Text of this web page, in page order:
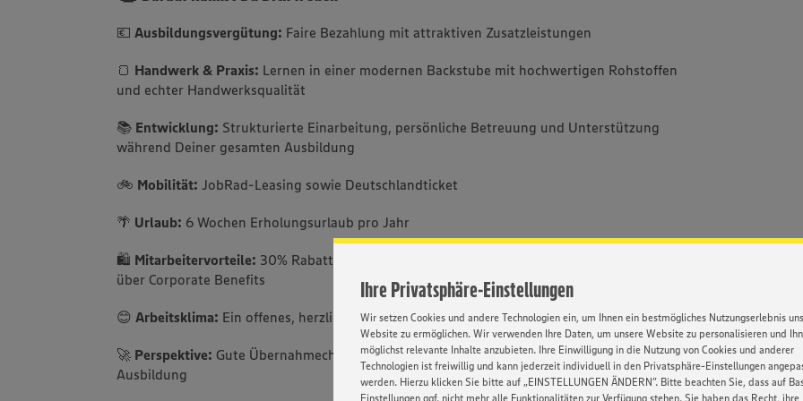
Ihre Privatsphäre-Einstellungen
Wir setzen Cookies und andere Technologien ein, um Ihnen ein bestmögliches Nutzungserlebnis
Website zu ermöglichen. Wir verwenden Ihre Daten, um unsere Website zu personalisieren und
möglichst relevante Inhalte anzubieten. Ihre Einwilligung in die Nutzung von Cookies und anderer
Technologien ist freiwillig und kann jederzeit individuell in den Privatsphäre-Einstellungen
werden. Hierzu klicken Sie bitte auf „EINSTELLUNGEN ÄNDERN”. Bitte beachten Sie, dass auf
Einstellungen ggf. nicht mehr alle Funktionalitäten zur Verfügung stehen. Sie haben das Recht, ihre
💶Ausbildungsvergütung: Faire Bezahlung mit attraktiven Zusatzleistungen
🍞 Handwerk & Praxis: Lernen in einer modernen Backstube mit hochwertigen Rohstoffen
und echter Handwerksqualität
📚 Entwicklung: Strukturierte Einarbeitung, persönliche Betreuung und Unterstützung
während Deiner gesamten Ausbildung
🚲 Mobilität: JobRad-Leasing sowie Deutschlandticket
🌴 Urlaub: 6 Wochen Erholungsurlaub pro Jahr
🛍️ Mitarbeitervorteile: 30% Rabatt auf unsere Produkte sowie zusätzliche Vergünstigungen
über Corporate Benefits
😊Arbeitsklima: Ein offenes, herzliches Team, das Dich unterstützt und begleitet
🚀 Perspektive:Gute Übernahmechancen und Entwicklungsmöglichkeiten nach Deiner
Ausbildung